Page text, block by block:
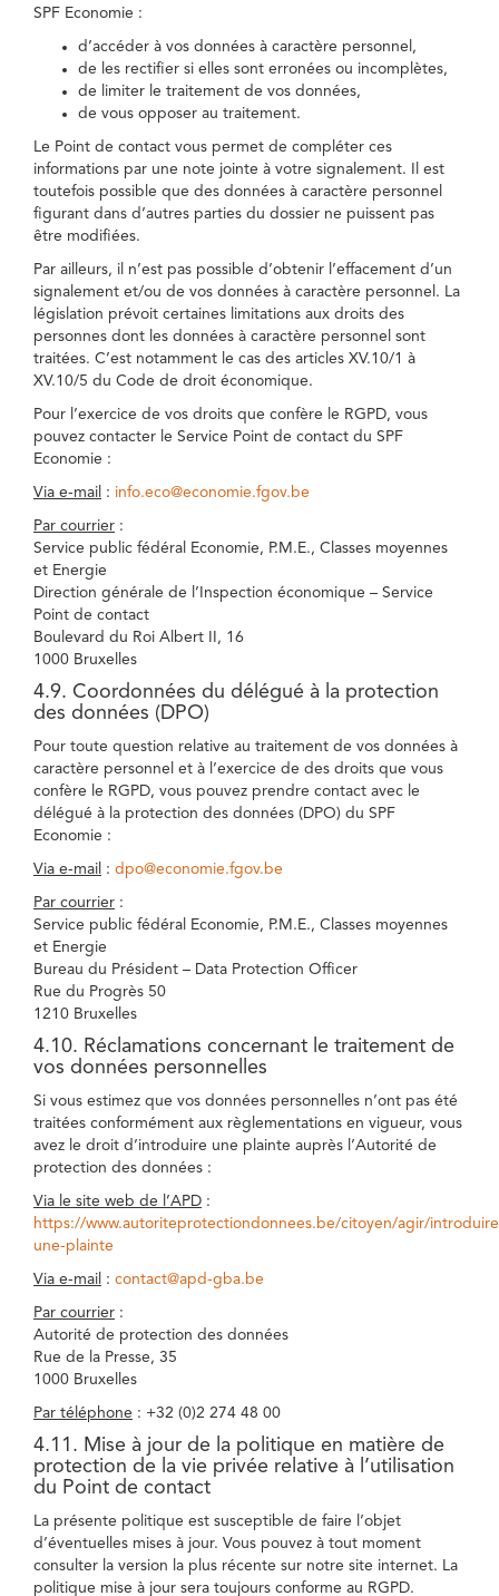
SPF Economie :
d’accéder à vos données à caractère personnel,
de les rectifier si elles sont erronées ou incomplètes,
de limiter le traitement de vos données,
de vous opposer au traitement.
Le Point de contact vous permet de compléter ces
informations par une note jointe à votre signalement. Il est
toutefois possible que des données à caractère personnel
figurant dans d’autres parties du dossier ne puissent pas
être modifiées.
Par ailleurs, il n’est pas possible d’obtenir l’effacement d’un
signalement et/ou de vos données à caractère personnel. La
législation prévoit certaines limitations aux droits des
personnes dont les données à caractère personnel sont
traitées. C’est notamment le cas des articles XV.10/1 à
XV.10/5 du Code de droit économique.
Pour l’exercice de vos droits que confère le RGPD, vous
pouvez contacter le Service Point de contact du SPF
Economie :
Via e-mail : info.eco@economie.fgov.be
Par courrier :
Service public fédéral Economie, P.M.E., Classes moyennes
et Energie
Direction générale de l’Inspection économique – Service
Point de contact
Boulevard du Roi Albert II, 16
1000 Bruxelles
4.9. Coordonnées du délégué à la protection
des données (DPO)
Pour toute question relative au traitement de vos données à
caractère personnel et à l’exercice de des droits que vous
confère le RGPD, vous pouvez prendre contact avec le
délégué à la protection des données (DPO) du SPF
Economie :
Via e-mail : dpo@economie.fgov.be
Par courrier :
Service public fédéral Economie, P.M.E., Classes moyennes
et Energie
Bureau du Président – Data Protection Officer
Rue du Progrès 50
1210 Bruxelles
4.10. Réclamations concernant le traitement de
vos données personnelles
Si vous estimez que vos données personnelles n’ont pas été
traitées conformément aux règlementations en vigueur, vous
avez le droit d’introduire une plainte auprès l’Autorité de
protection des données :
Via le site web de l’APD :
https://www.autoriteprotectiondonnees.be/citoyen/agir/
une-plainte
Via e-mail : contact@apd-gba.be
Par courrier :
Autorité de protection des données
Rue de la Presse, 35
1000 Bruxelles
Par téléphone : +32 (0)2 274 48 00
4.11. Mise à jour de la politique en matière de
protection de la vie privée relative à l’utilisation
du Point de contact
La présente politique est susceptible de faire l’objet
d’éventuelles mises à jour. Vous pouvez à tout moment
consulter la version la plus récente sur notre site internet. La
politique mise à jour sera toujours conforme au RGPD.